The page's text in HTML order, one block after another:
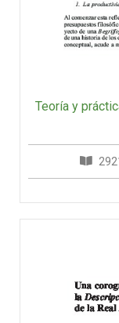
Teoría y